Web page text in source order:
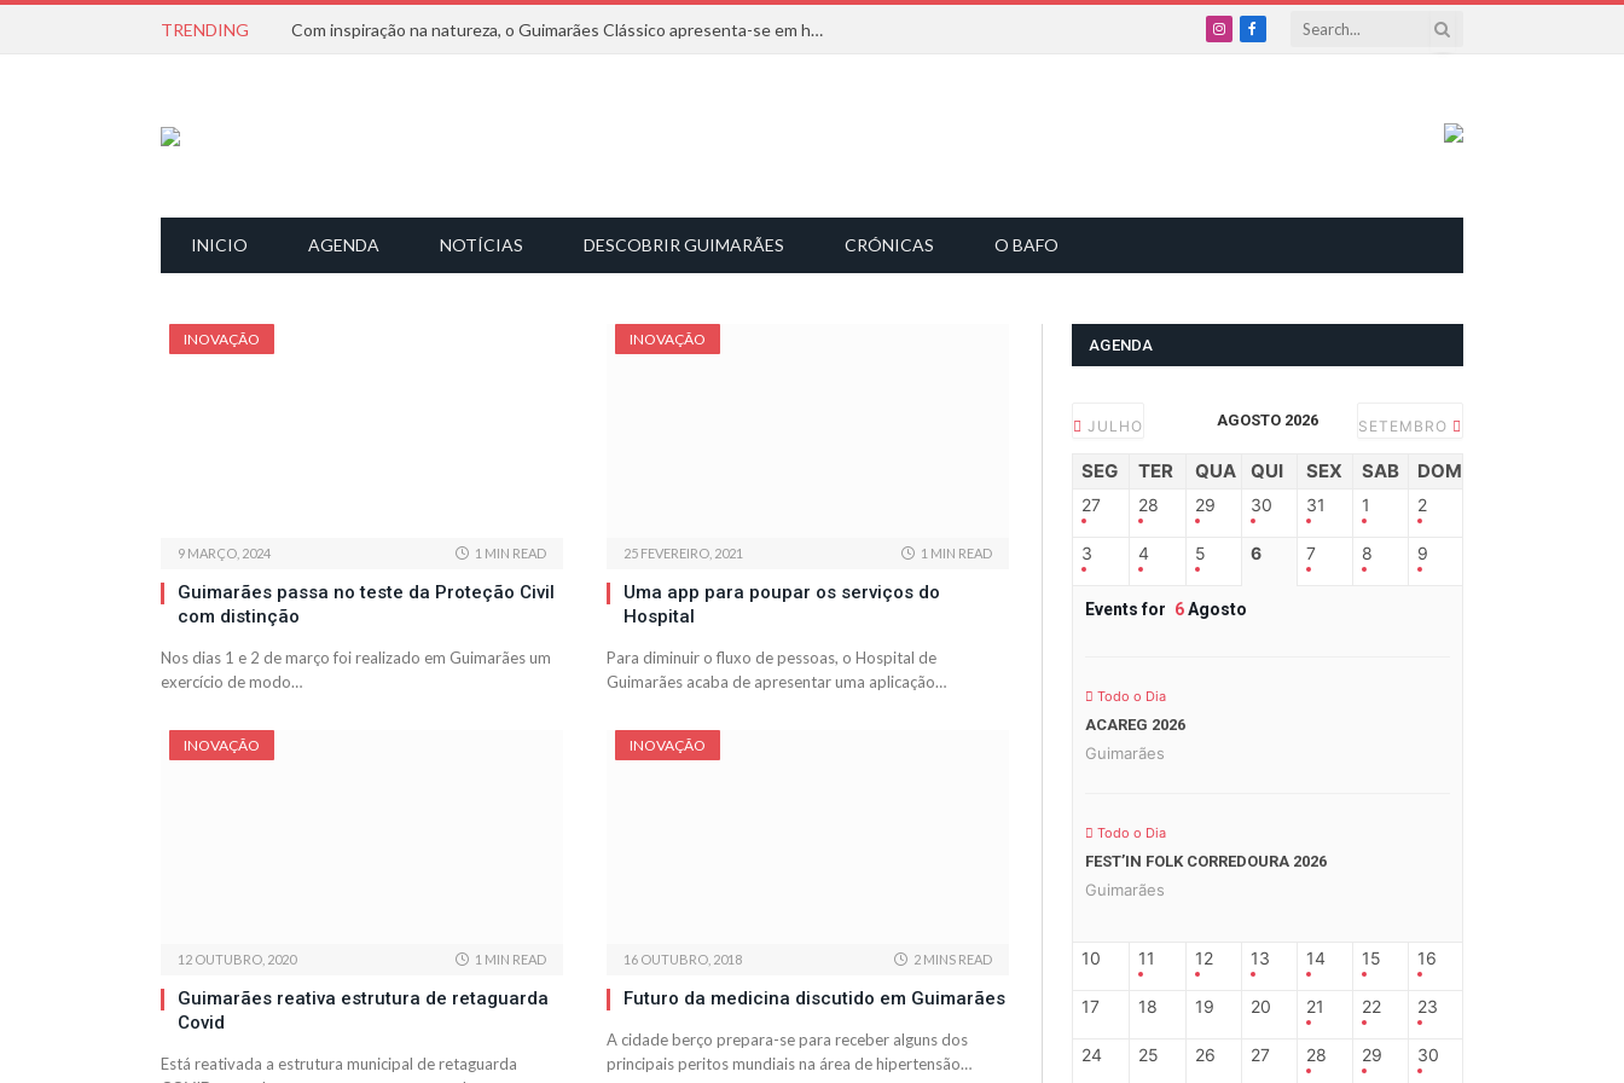
TRENDING Com inspiração na natureza, o Guimarães Clássico apresenta-se em harmonia musical
InstagramFacebook
INICIO AGENDA NOTÍCIAS DESCOBRIR GUIMARÃES CRÓNICAS O BAFO
INOVAÇÃO
9 MARÇO, 2024 1 MIN READ
Guimarães passa no teste da Proteção Civil
com distinção
Nos dias 1 e 2 de março foi realizado em Guimarães um
exercício de modo…
INOVAÇÃO
25 FEVEREIRO, 2021 1 MIN READ
Uma app para poupar os serviços do
Hospital
Para diminuir o fluxo de pessoas, o Hospital de
Guimarães acaba de apresentar uma aplicação…
INOVAÇÃO
12 OUTUBRO, 2020 1 MIN READ
Guimarães reativa estrutura de retaguarda
Covid
Está reativada a estrutura municipal de retaguarda
INOVAÇÃO
16 OUTUBRO, 2018 2 MINS READ
Futuro da medicina discutido em Guimarães
A cidade berço prepara-se para receber alguns dos
principais peritos mundiais na área de hipertensão…
AGENDA
JULHO AGOSTO 2026 SETEMBRO
SEG TER QUA QUI SEX SAB DOM
27 28 29 30 31 1 2
3 4 5 6 7 8 9
Events for 6Agosto
Todo o Dia
ACAREG 2026
Guimarães
Todo o Dia
FEST’IN FOLK CORREDOURA 2026
Guimarães
10 11 12 13 14 15 16
17 18 19 20 21 22 23
24 25 26 27 28 29 30